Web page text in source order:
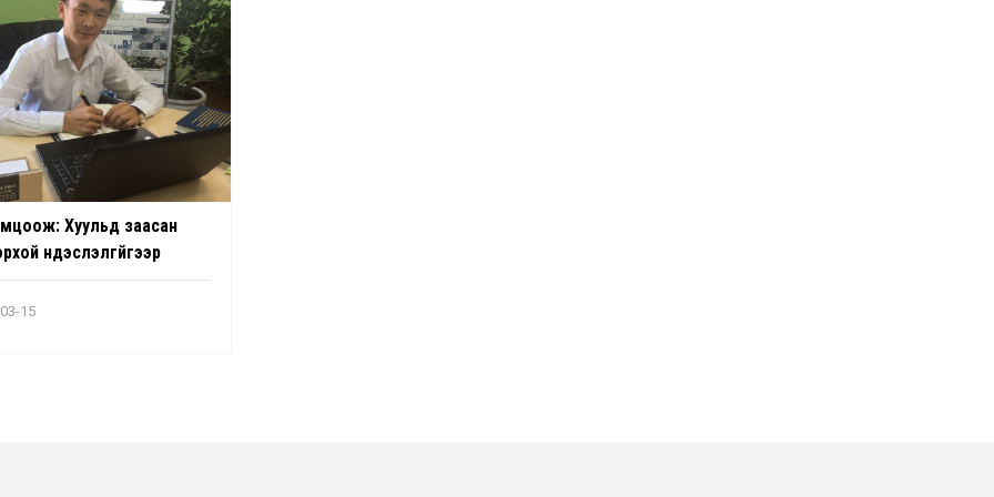
Хуульд заасан
үндэслэлгүйгээр
ч ажлаас халж,
болохгүй
15